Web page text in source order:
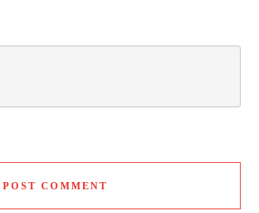
POST COMMENT